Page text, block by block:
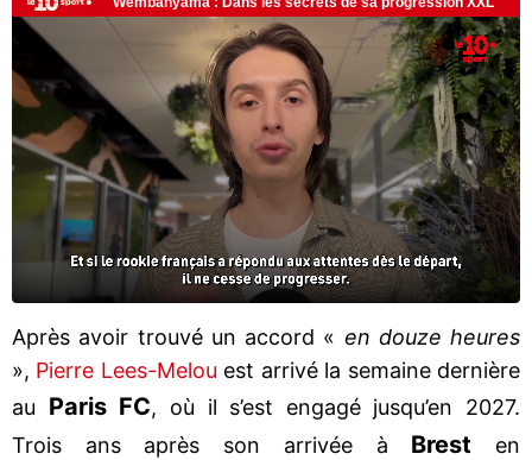
Après avoir trouvé un accord « en douze heures
», Pierre Lees-Melou est arrivé la semaine dernière
au
Paris FC, où il s’est engagé jusqu’en 2027.
Trois ans après son arrivée à Brest en